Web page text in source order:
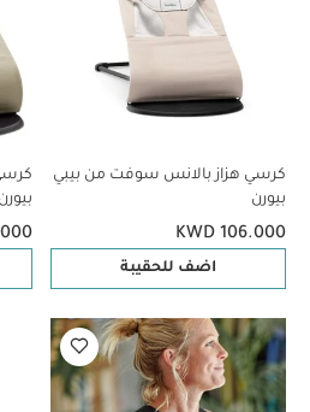
كرسي هزاز بالانس سوفت من بيبي
بيورن
KWD 106.000
اضف للحقيبة
بيورن